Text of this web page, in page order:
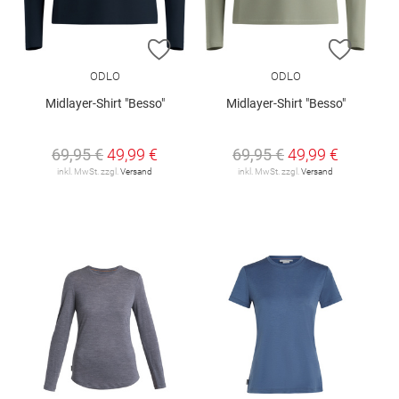
ZUR WUNSCHLISTE HINZUFÜGEN
ODLO
Midlayer-Shirt "Besso"
69,95 €49,99 €
inkl. MwSt. zzgl. Versand
ZUR
ODLO
Midlayer-Shirt "Besso"
69,95 €49,99 €
inkl. MwSt. zzgl. Versand